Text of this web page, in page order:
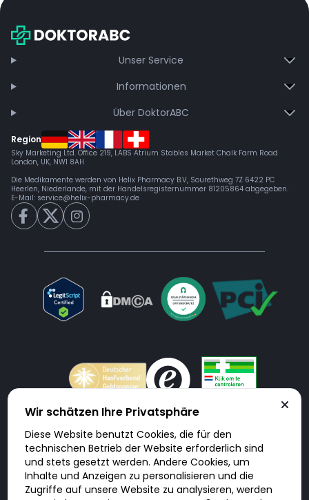
Unser Service
Informationen
Über DoktorABC
Region
Sky Marketing Ltd. Office 219, LABS Atrium Stables Market Chalk Farm Road
London, UK, NW1 8AH
Die Medikamente werden von Helix Pharmacy B.V, Sourethweg 7Z 6422 PC
Heerlen, Niederlande, mit der Handelsregisternummer 81205864 abgegeben.
E-Mail: service@helix-pharmacy.de
Doktorabc.com ist eine Vermittlungsplattform. Doktorabc ist ausdrücklich
keine Internetapotheke. Doktorabc bietet keine Medikamente oder
sonstige Produkte an oder liefert diese. Jegliche Informationen zu
Produkten, Medikamenten und Preisen auf der Internetseite beinhalten
kein Angebot von Doktorabc an Sie. Für die Einhaltung der in Ihrem Land
geltenden Gesetze und sonstigen Rechtsvorschriften sind Sie als Nutzer
selbst verantwortlich. Die Nutzung unseres Services auf Doktorabc durch
Wir schätzen Ihre Privatsphäre
Diese Website benutzt Cookies, die für den
technischen Betrieb der Website erforderlich sind
und stets gesetzt werden. Andere Cookies, um
Inhalte und Anzeigen zu personalisieren und die
Zugriffe auf unsere Website zu analysieren, werden